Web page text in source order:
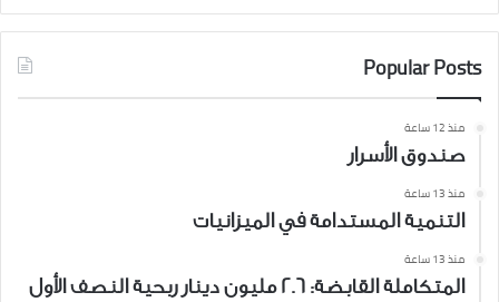
Popular Posts
منذ 12 ساعة
صندوق الأسرار
منذ 13 ساعة
التنمية المستدامة في الميزانيات
منذ 13 ساعة
المتكاملة القابضة: 2.6 مليون دينار ربحية النصف الأول